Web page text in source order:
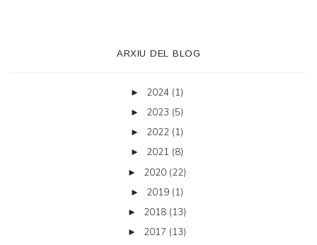
ARXIU DEL BLOG
► 2024 (1)
► 2023 (5)
► 2022 (1)
► 2021 (8)
► 2020 (22)
► 2019 (1)
► 2018 (13)
► 2017 (13)